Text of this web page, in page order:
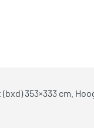
353×333 cm.